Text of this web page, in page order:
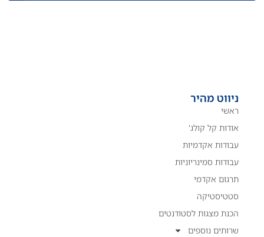
ניווט מהיר
ראשי
אודות קל קולג'
עבודות אקדמיות
עבודות סמינריוניות
תרגום אקדמי
סטטיסטיקה
הכנת מצגות לסטודנטים
שרותים נוספים